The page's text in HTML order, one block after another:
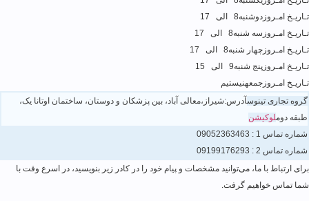
تـاریـخ امـروز دوشنبه8 الی 17
تـاریـخ امـروز سه شنبه8 الی 17
تـاریـخ امـروز چهار شنبه8 الی 17
تـاریـخ امـروز پنج شنبه9 الی 15
تـاریـخ امـروز جمعهنیستیم
گروه تجاری تینوسآدرس:شیراز،معالی آباد، بین پزشکان و دوستان، ساختمان اوتانا یک،
طبقه دوملوکیشن
شماره تماس 1 :
شماره تماس 2 :
برای ارتباط با ما، می‌توانید مشخصات و پیام خود را در کادر زیر بنویسید، در اسرع وقت با
شما تماس خواهیم گرفت.